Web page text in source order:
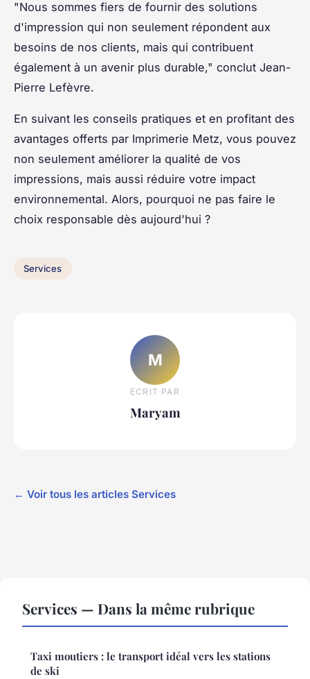
"Nous sommes fiers de fournir des solutions
d'impression qui non seulement répondent aux
besoins de nos clients, mais qui contribuent
également à un avenir plus durable," conclut Jean-
Pierre Lefèvre.
En suivant les conseils pratiques et en profitant des
avantages offerts par Imprimerie Metz, vous pouvez
non seulement améliorer la qualité de vos
impressions, mais aussi réduire votre impact
environnemental. Alors, pourquoi ne pas faire le
choix responsable dès aujourd'hui ?
Services
M
ECRIT PAR
Maryam
← Voir tous les articles Services
Services — Dans la même rubrique
Taxi moutiers : le transport idéal vers les stations
de ski